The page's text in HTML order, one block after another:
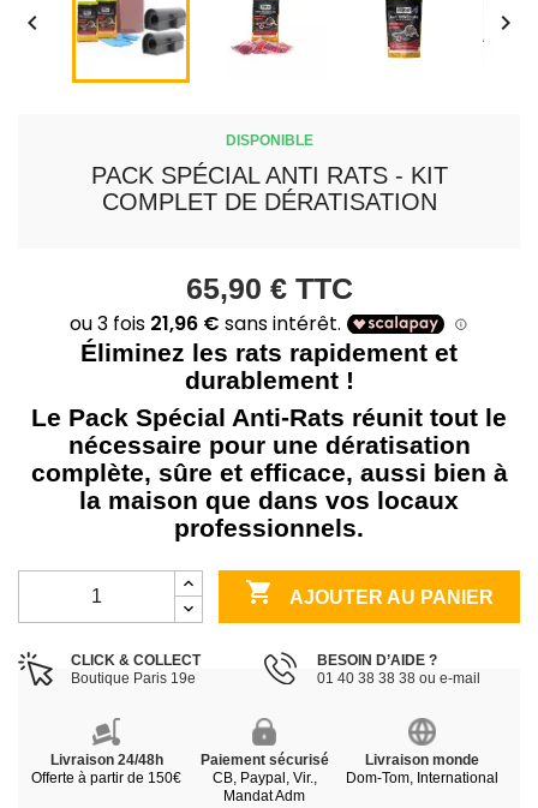
 
DISPONIBLE
PACK SPÉCIAL ANTI RATS - KIT
COMPLET DE DÉRATISATION
65,90 € TTC
Éliminez les rats rapidement et
durablement !
Le Pack Spécial Anti-Rats réunit tout le
nécessaire pour une dératisation
complète, sûre et efficace, aussi bien à
la maison que dans vos locaux
professionnels.
 AJOUTER AU PANIER
CLICK & COLLECT
Boutique Paris 19e
BESOIN D’AIDE ?
01 40 38 38 38 ou e-mail
Livraison 24/48h
Offerte à partir de 150€
Paiement sécurisé
CB, Paypal, Vir.,
Mandat Adm
Livraison monde
Dom-Tom, International